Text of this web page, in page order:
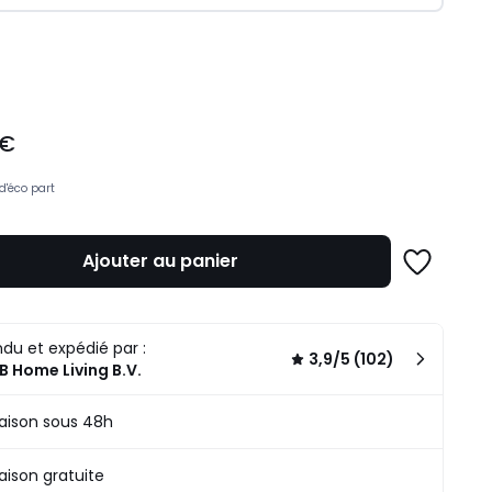
d'éco part
Ajouter au panier
Ajouter
et expédié par :
Home Living B.V.
3,9/5 (102)
sous 48h
gratuite